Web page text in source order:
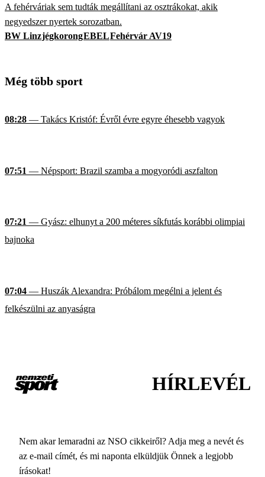
A fehérváriak sem tudták megállítani az osztrákokat, akik
negyedszer nyertek sorozatban.
BW LinzjégkorongEBELFehérvár AV19
Még több sport
08:28 — Takács Kristóf: Évről évre egyre éhesebb vagyok
07:51 — Népsport: Brazil szamba a mogyoródi aszfalton
07:21 — Gyász: elhunyt a 200 méteres síkfutás korábbi olimpiai
bajnoka
07:04 — Huszák Alexandra: Próbálom megélni a jelent és
felkészülni az anyaságra
HÍRLEVÉL
Nem akar lemaradni az NSO cikkeiről? Adja meg a nevét és
az e-mail címét, és mi naponta elküldjük Önnek a legjobb
írásokat!